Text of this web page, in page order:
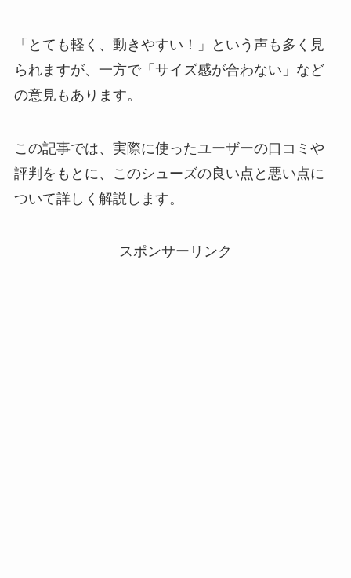
「とても軽く、動きやすい！」という声も多く見
られますが、一方で「サイズ感が合わない」など
の意見もあります。
この記事では、実際に使ったユーザーの口コミや
評判をもとに、このシューズの良い点と悪い点に
ついて詳しく解説します。
スポンサーリンク